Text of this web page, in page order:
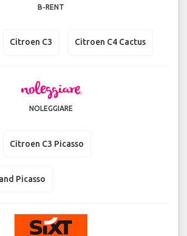
B-RENT
Citroen C3 Citroen C4 Cactus
NOLEGGIARE
Citroen C3 Picasso
Picasso